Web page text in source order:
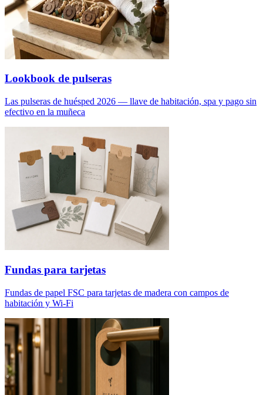
Lookbook de pulseras
Las pulseras de huésped 2026 — llave de habitación, spa y pago sin
efectivo en la muñeca
Fundas para tarjetas
Fundas de papel FSC para tarjetas de madera con campos de
habitación y Wi-Fi